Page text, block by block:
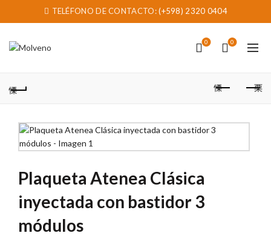
TELÉFONO DE CONTACTO:(+598) 2320 0404
0 0
Plaqueta Atenea Clásica
inyectada con bastidor 3
módulos